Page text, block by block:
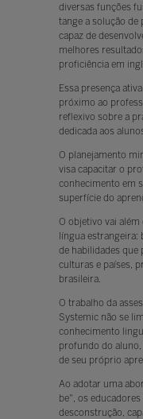
diversas funções
tange a solução de
capaz de
melhores
proficiência em
Essa presença
próximo ao
reflexivo sobre a
dedicada aos
O planejamento
visa capacitar o
conhecimento em
superfície do
O objetivo vai
língua estrangeira:
de habilidades
culturas e países,
brasileira.
O trabalho da
Systemic não se
conhecimento
profundo do
de seu próprio
Ao adotar uma
be", os
desconstrução,